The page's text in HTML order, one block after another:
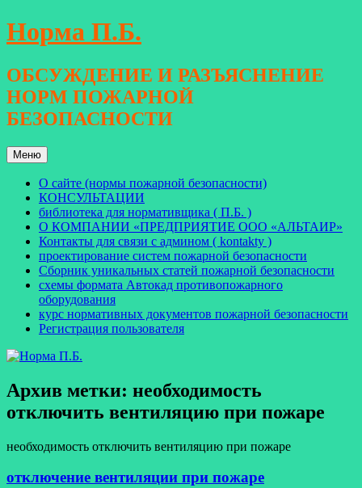
Перейти
к
Норма П.Б.
ОБСУЖДЕНИЕ И РАЗЪЯСНЕНИЕ
НОРМ ПОЖАРНОЙ
БЕЗОПАСНОСТИ
Меню
О сайте (нормы пожарной безопасности)
КОНСУЛЬТАЦИИ
библиотека для нормативщика ( П.Б. )
О КОМПАНИИ «ПРЕДПРИЯТИЕ ООО «АЛЬТАИР»
Контакты для связи с админом ( kontakty )
проектирование систем пожарной безопасности
Сборник уникальных статей пожарной безопасности
схемы формата Автокад противопожарного
оборудования
курс нормативных документов пожарной безопасности
Регистрация пользователя
Архив метки: необходимость
отключить вентиляцию при пожаре
необходимость отключить вентиляцию при пожаре
отключение вентиляции при пожаре